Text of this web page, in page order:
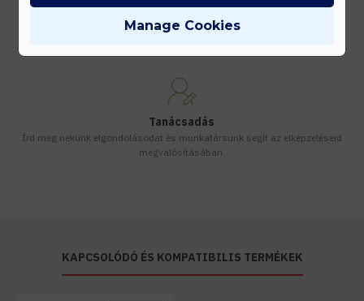
Gyors kiszállítás
Tanácsadás
Írd meg nekünk elgondolásodat és munkatársunk segít az elképzeléseid
megvalósításában.
KAPCSOLÓDÓ ÉS KOMPATIBILIS TERMÉKEK
Manage Cookies